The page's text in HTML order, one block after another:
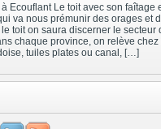
Ecouflant Le toit avec son faîtage
va nous prémunir des orages et
toit on saura discerner le secteur
chaque province, on relève chez
tuiles plates ou canal, […]